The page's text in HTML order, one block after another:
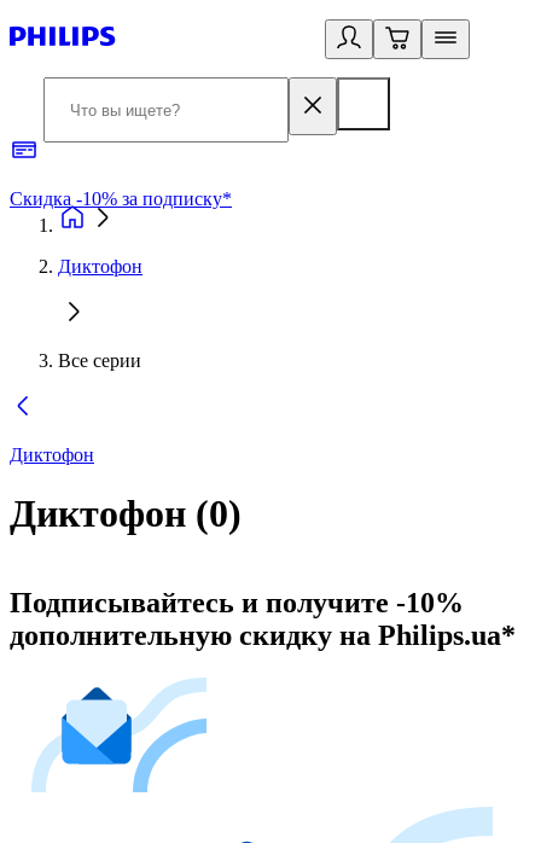
Скидка -10% за подписку*
Диктофон
Все серии
Диктофон
Диктофон (0)
Подписывайтесь и получите -10%
дополнительную скидку на Philips.ua*